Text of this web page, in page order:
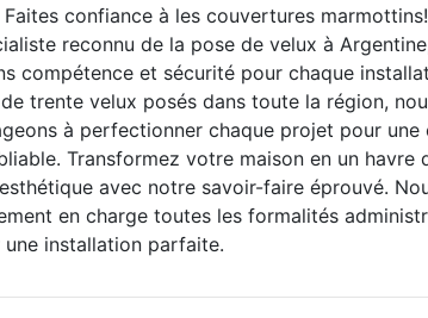
confiance à les couvertures marmottins!
reconnu de la pose de velux à
compétence et sécurité pour chaque
trente velux posés dans toute la région,
à perfectionner chaque projet pour une
Transformez votre maison en un havre
avec notre savoir-faire éprouvé.
en charge toutes les formalités
une installation parfaite.